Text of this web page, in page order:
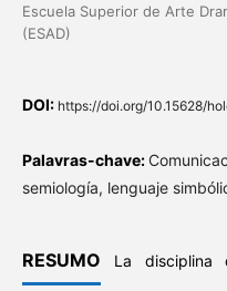
Escuela Superior de Arte
(ESAD)
DOI: https://doi.org/10.15628/
Palavras-chave:
semiología, lenguaje
RESUMO La disciplina